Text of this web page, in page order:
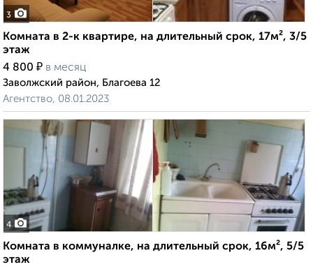
3
Комната в 2-к квартире, на длительный срок, 17м², 3/5
этаж
4 800 ₽ в месяц
Заволжский район, Благоева 12
Агентство, 08.01.2023
4
Комната в коммуналке, на длительный срок, 16м², 5/5
этаж